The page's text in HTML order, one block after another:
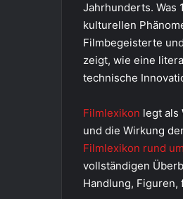
Jahrhunderts. Was
kulturellen
Filmbegeisterte
zeigt, wie eine
technische
Filmlexikon legt als
und die Wirkung
Filmlexikon rund
vollständigen
Handlung,